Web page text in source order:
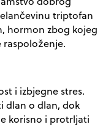
triptofan
hormon zbog kojeg
raspoloženje.
i izbjegne stres.
dlan o dlan, dok
korisno i protrljati